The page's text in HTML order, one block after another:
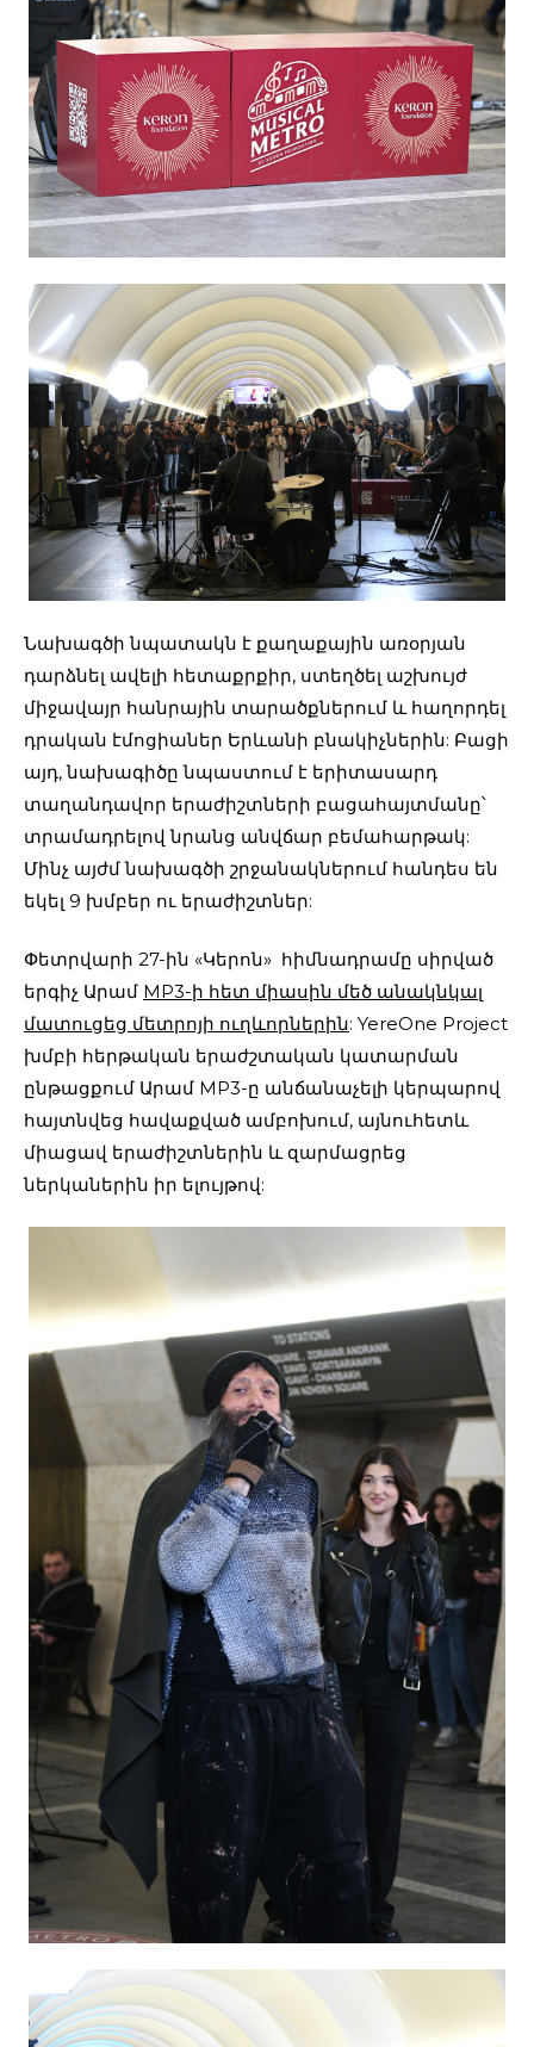
Նախագծի նպատակն է քաղաքային առօրյան
դարձնել ավելի հետաքրքիր, ստեղծել աշխույժ
միջավայր հանրային տարածքներում և հաղորդել
դրական էմոցիաներ Երևանի բնակիչներին: Բացի
այդ, նախագիծը նպաստում է երիտասարդ
տաղանդավոր երաժիշտների բացահայտմանը՝
տրամադրելով նրանց անվճար բեմահարթակ:
Մինչ այժմ նախագծի շրջանակներում հանդես են
եկել 9 խմբեր ու երաժիշտներ:
Փետրվարի 27-ին «Կերոն» հիմնադրամը սիրված
երգիչ Արամ MP3-ի հետ միասին մեծ անակնկալ
մատուցեց մետրոյի ուղևորներին: YereOne Project
խմբի հերթական երաժշտական կատարման
ընթացքում Արամ MP3-ը անճանաչելի կերպարով
հայտնվեց հավաքված ամբոխում, այնուհետև
միացավ երաժիշտներին և զարմացրեց
ներկաներին իր ելույթով: